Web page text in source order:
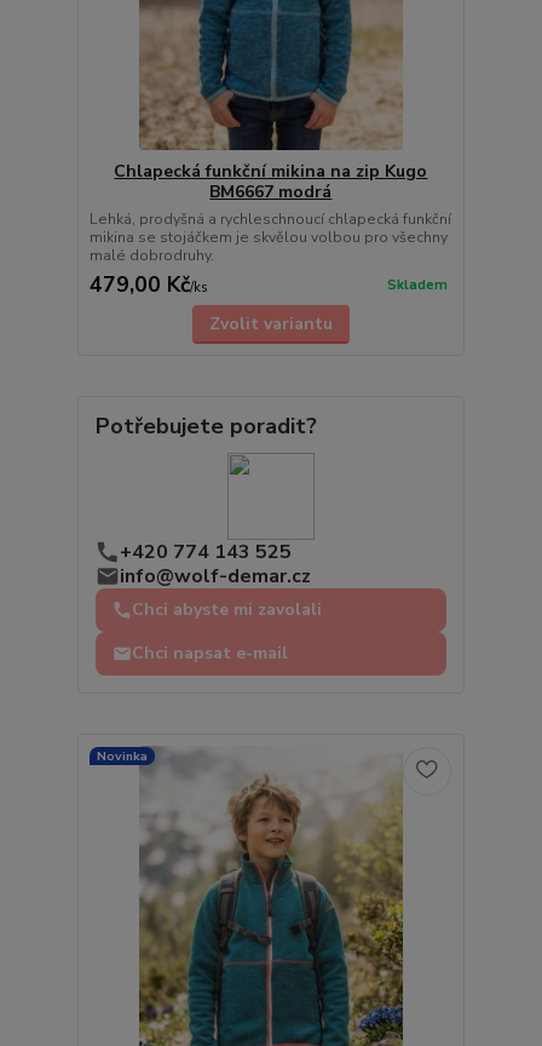
Chlapecká funkční mikina na zip Kugo
BM6667 modrá
Lehká, prodyšná a rychleschnoucí chlapecká funkční
mikina se stojáčkem je skvělou volbou pro všechny
malé dobrodruhy.
479,00 Kč/ks Skladem
Zvolit variantu
Potřebujete poradit?
+420 774 143 525
info@wolf-demar.cz
Chci abyste mi zavolali
Chci napsat e-mail
Novinka